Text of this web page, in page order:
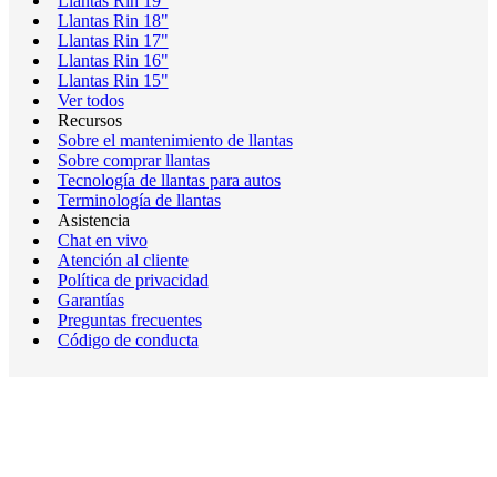
Llantas Rin 18"
Llantas Rin 17"
Llantas Rin 16"
Llantas Rin 15"
Ver todos
Recursos
Sobre el mantenimiento de llantas
Sobre comprar llantas
Tecnología de llantas para autos
Terminología de llantas
Asistencia
Chat en vivo
Atención al cliente
Política de privacidad
Garantías
Preguntas frecuentes
Código de conducta